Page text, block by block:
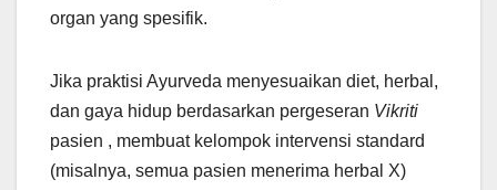
organ yang spesifik.
Jika praktisi Ayurveda menyesuaikan diet, herbal,
dan gaya hidup berdasarkan pergeseran Vikriti
pasien , membuat kelompok intervensi standard
(misalnya, semua pasien menerima herbal X)